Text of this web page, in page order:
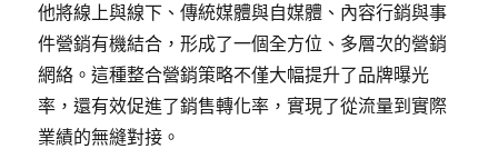
他將線上與線下、傳統媒體與自媒體、內容行銷與事
件營銷有機結合，形成了一個全方位、多層次的營銷
網絡。這種整合營銷策略不僅大幅提升了品牌曝光
率，還有效促進了銷售轉化率，實現了從流量到實際
業績的無縫對接。